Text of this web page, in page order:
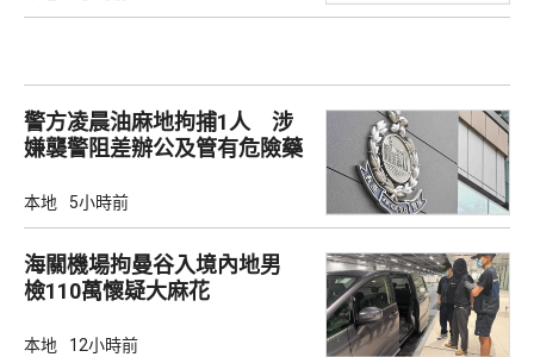
警方凌晨油麻地拘捕1人 涉
嫌襲警阻差辦公及管有危險藥
本地 5小時前
海關機場拘曼谷入境內地男
檢110萬懷疑大麻花
本地 12小時前